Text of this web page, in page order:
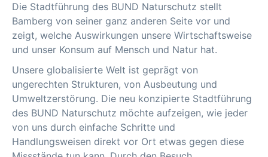
Die Stadtführung des BUND Naturschutz stellt
Bamberg von seiner ganz anderen Seite vor und
zeigt, welche Auswirkungen unsere Wirtschaftsweise
und unser Konsum auf Mensch und Natur hat.
Unsere globalisierte Welt ist geprägt von
ungerechten Strukturen, von Ausbeutung und
Umweltzerstörung. Die neu konzipierte Stadtführung
des BUND Naturschutz möchte aufzeigen, wie jeder
von uns durch einfache Schritte und
Handlungsweisen direkt vor Ort etwas gegen diese